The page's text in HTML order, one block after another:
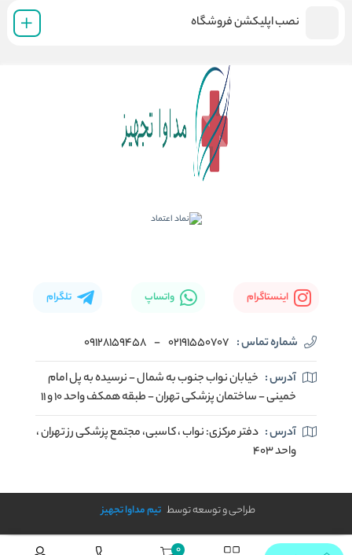
نصب اپلیکشن فروشگاه
اینستاگرام واتساپ تلگرام
شماره تماس : 02191550707
-
09128159458
آدرس : خیابان نواب جنوب به شمال - نرسیده به پل امام
خمینی - ساختمان پزشکی تهران - طبقه همکف واحد ۱۰ و ۱۱
آدرس : دفتر مرکزی: نواب ، کاسبی، مجتمع پزشکی رز تهران ،
واحد ۴۰۳
طراحی و توسعه توسط تیم مداوا تجهیز
0